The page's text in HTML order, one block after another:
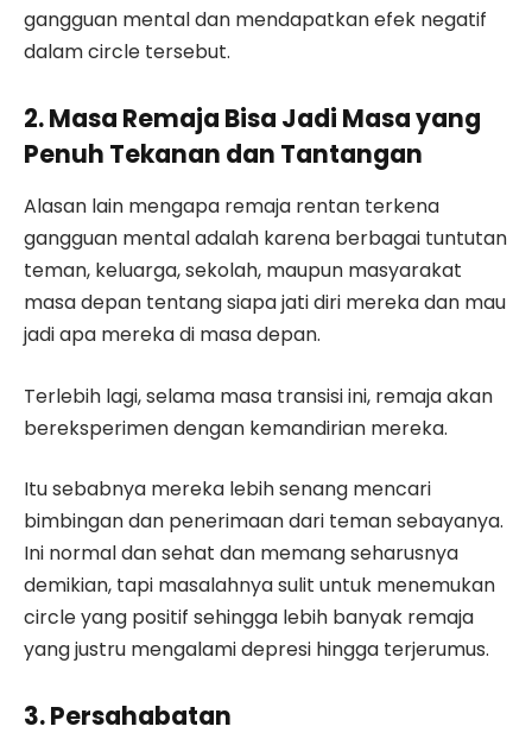
gangguan mental dan mendapatkan efek negatif
dalam circle tersebut.
2. Masa Remaja Bisa Jadi Masa yang
Penuh Tekanan dan Tantangan
Alasan lain mengapa remaja rentan terkena
gangguan mental adalah karena berbagai tuntutan
teman, keluarga, sekolah, maupun masyarakat
masa depan tentang siapa jati diri mereka dan mau
jadi apa mereka di masa depan.
Terlebih lagi, selama masa transisi ini, remaja akan
bereksperimen dengan kemandirian mereka.
Itu sebabnya mereka lebih senang mencari
bimbingan dan penerimaan dari teman sebayanya.
Ini normal dan sehat dan memang seharusnya
demikian, tapi masalahnya sulit untuk menemukan
circle yang positif sehingga lebih banyak remaja
yang justru mengalami depresi hingga terjerumus.
3. Persahabatan